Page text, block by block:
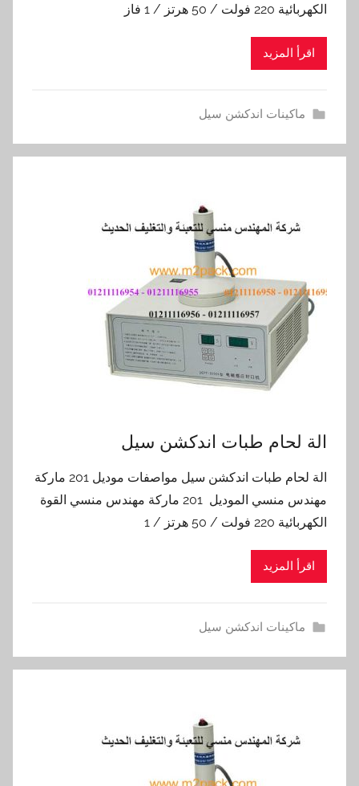
الكهربائية 220 فولت / 50 هرتز / 1 فاز
اقرأ المزيد
ماكينات اندكشن سيل
الة لحام طبات اندكشن سيل
الة لحام طبات اندكشن سيل مواصفات موديل 201 ماركة
مهندس منسي الموديل 201 ماركة مهندس منسي القوة
الكهربائية 220 فولت / 50 هرتز / 1
اقرأ المزيد
ماكينات اندكشن سيل